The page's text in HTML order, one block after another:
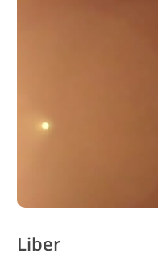
Liber